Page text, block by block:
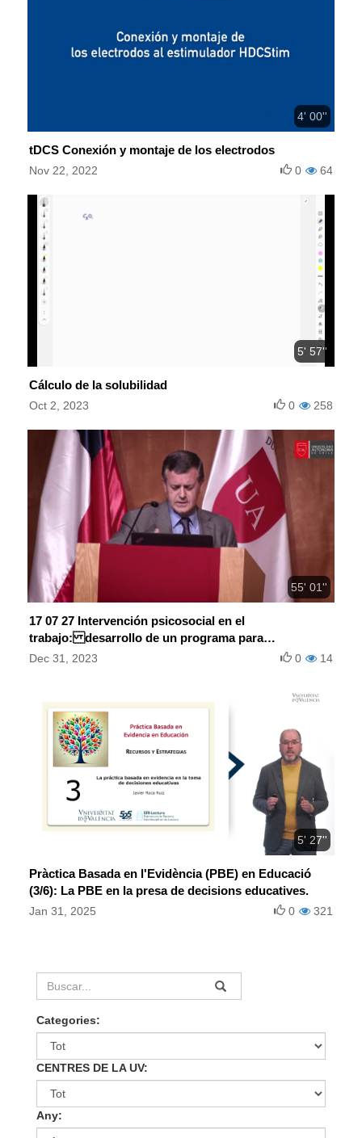
4' 00''
tDCS Conexión y montaje de los electrodos
Nov 22, 2022 64
0
5' 57''
Cálculo de la solubilidad
Oct 2, 2023 258
0
55' 01''
17 07 27 Intervención psicosocial en el
trabajo: desarrollo de un programa para
promover la calidad de vida laboral
Dec 31, 2023 14
0
5' 27''
Pràctica Basada en l'Evidència (PBE) en Educació
(3/6): La PBE en la presa de decisions educatives.
Jan 31, 2025 321
0
Categories:
CENTRES DE LA UV:
Any: